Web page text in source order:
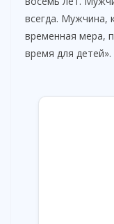
всегда. Мужчина,
временная мера,
время для детей».